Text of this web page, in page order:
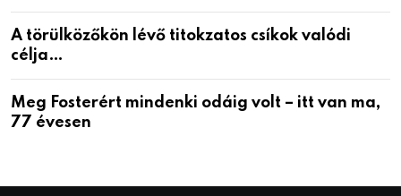
A törülközőkön lévő titokzatos csíkok valódi
célja…
Meg Fosterért mindenki odáig volt – itt van ma,
77 évesen